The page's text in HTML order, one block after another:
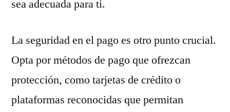
sea adecuada para ti.
La seguridad en el pago es otro punto crucial.
Opta por métodos de pago que ofrezcan
protección, como tarjetas de crédito o
plataformas reconocidas que permitan